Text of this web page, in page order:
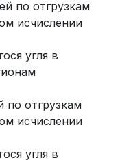
по отгрузкам
исчислении
угля в
по отгрузкам
исчислении
угля в